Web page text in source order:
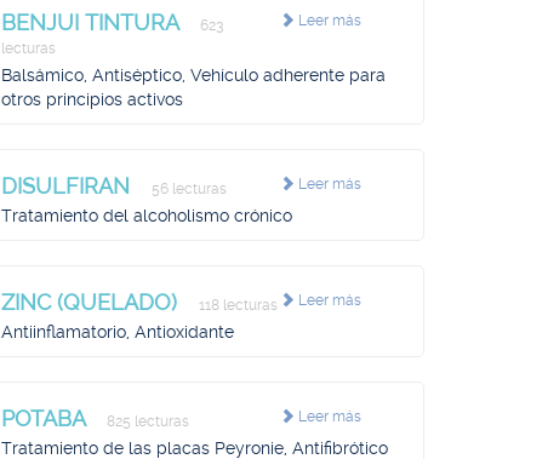
Leer más
BENJUI TINTURA
623
lecturas
Balsámico, Antiséptico, Vehículo adherente para
otros principios activos
Leer más
DISULFIRAN 56 lecturas
Tratamiento del alcoholismo crónico
Leer más
ZINC (QUELADO) 118 lecturas
Antiinflamatorio, Antioxidante
Leer más
POTABA 825 lecturas
Tratamiento de las placas Peyronie, Antifibrótico